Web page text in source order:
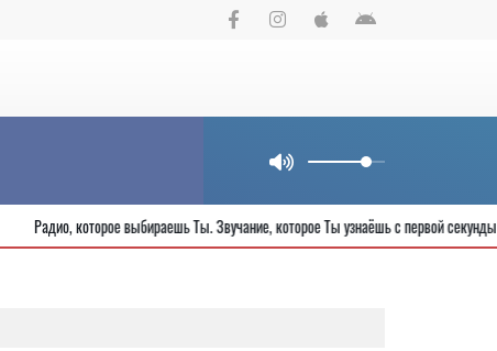
Радио, которое выбираешь Ты. Звучание, которое Ты узнаёшь с первой